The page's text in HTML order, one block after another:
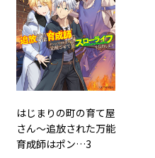
はじまりの町の育て屋
さん～追放された万能
育成師はポン…3